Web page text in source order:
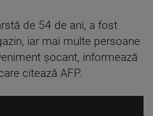
de 54 de ani, a fost
iar mai multe persoane
șocant, informează
citează AFP.